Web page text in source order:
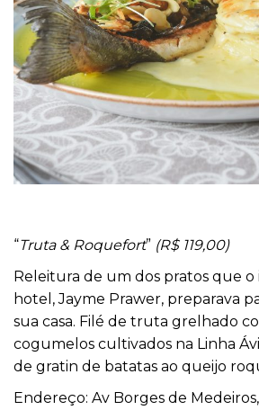
“Truta & Roquefort” (R$ 119,00)
Releitura de um dos pratos que o
hotel , Jayme Prawer, preparava
sua casa. Filé de truta grelhado
cogumelos cultivados na Linha
de gratin de batatas ao queijo
Endereço: Av Borges de Medeiros,